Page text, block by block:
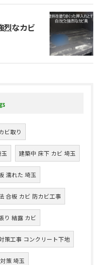
烈なカビ
ビ取り
建築中 床下 カビ 埼玉
濡れた 埼玉
合板 カビ 防カビ工事
り 結露 カビ
策工事 コンクリート下地
策 埼玉